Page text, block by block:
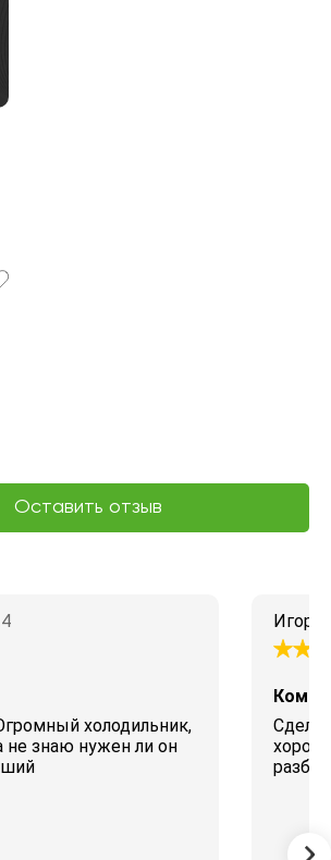
Оставить отзыв
холодильник,
не знаю нужен ли он
Игорь